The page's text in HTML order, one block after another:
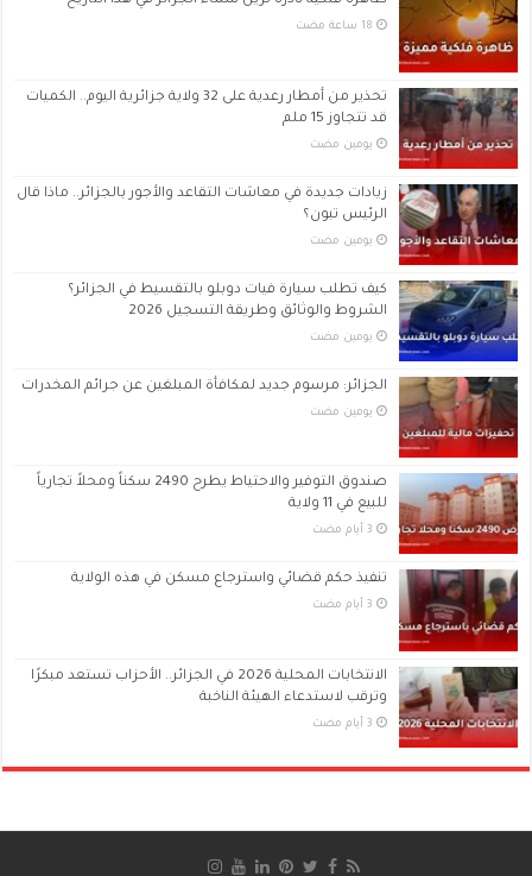
تحذير من أمطار رعدية على 32 ولاية جزائرية اليوم.. الكميات
قد تتجاوز 15 ملم
‏يومين مضت
زيادات جديدة في معاشات التقاعد والأجور بالجزائر.. ماذا قال
الرئيس تبون؟
‏يومين مضت
كيف تطلب سيارة فيات دوبلو بالتقسيط في الجزائر؟
الشروط والوثائق وطريقة التسجيل 2026
‏يومين مضت
الجزائر: مرسوم جديد لمكافأة المبلغين عن جرائم المخدرات
‏يومين مضت
صندوق التوفير والاحتياط يطرح 2490 سكناً ومحلاً تجارياً
للبيع في 11 ولاية
تنفيذ حكم قضائي واسترجاع مسكن في هذه الولاية
الانتخابات المحلية 2026 في الجزائر.. الأحزاب تستعد مبكرًا
وترقب لاستدعاء الهيئة الناخبة